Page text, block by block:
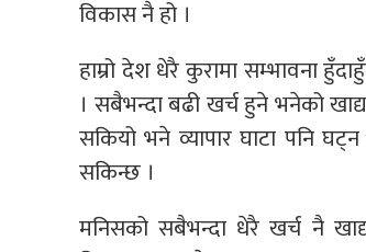
विकास नै हो ।
हाम्रो देश धेरै कुरामा सम्भावना
। सबैभन्दा बढी खर्च हुने भनेको
सकियो भने व्यापार घाटा पनि
सकिन्छ ।
मनिसको सबैभन्दा धेरै खर्च नै